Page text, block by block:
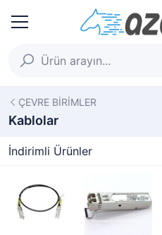
ÇEVRE BİRİMLER
Kablolar
İndirimli Ürünler